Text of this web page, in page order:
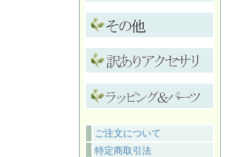
ご注文について
特定商取引法